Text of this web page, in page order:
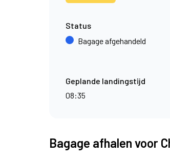
Status
Bagage afgehandeld
Geplande landingstijd
08:35
Bagage afhalen voor